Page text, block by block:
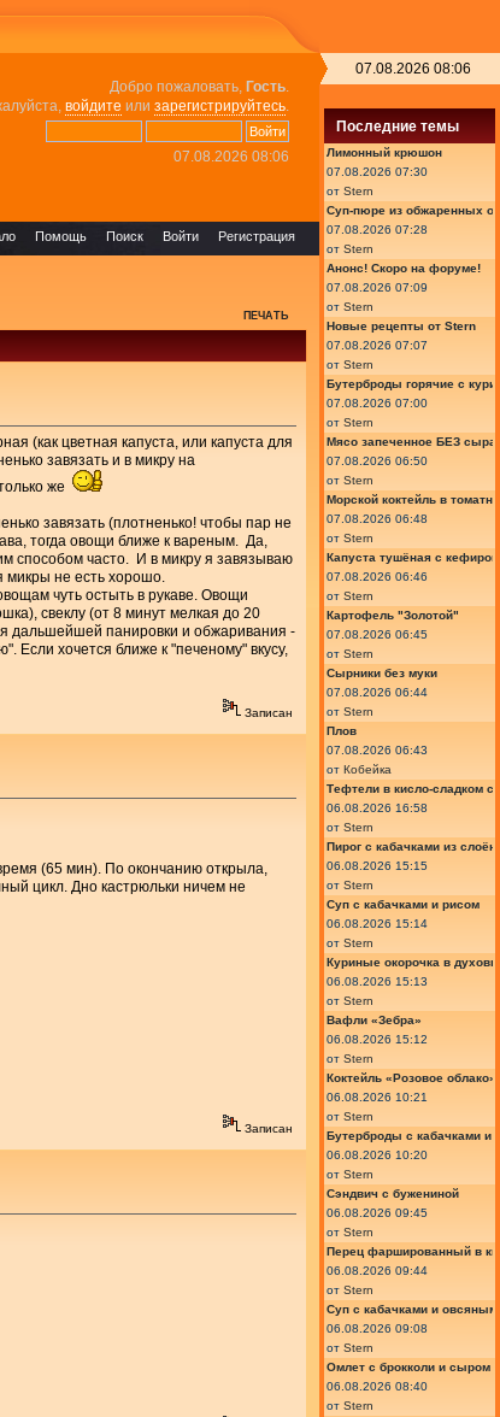
Добро пожаловать, Гость.
войдите или зарегистрируйтесь.
07.08.2026 08:06
Регистрация
Войти
Поиск
Помощь
ПЕЧАТЬ
(как цветная капуста, или капуста для
завязать и в микру на
же
завязать (плотненько! чтобы пар не
тогда овощи ближе к вареным. Да,
способом часто. И в микру я завязываю
микры не есть хорошо.
чуть остыть в рукаве. Овощи
свеклу (от 8 минут мелкая до 20
дальшейшей панировки и обжаривания -
Если хочется ближе к "печеному" вкусу,
Записан
(65 мин). По окончанию открыла,
цикл. Дно кастрюльки ничем не
Записан
07.08.2026 08:06
Последние темы
Лимонный крюшон
07.08.2026 07:30
от Stern
Суп-пюре из обжаренных
07.08.2026 07:28
от Stern
Анонс! Скоро на форуме!
07.08.2026 07:09
от Stern
Новые рецепты от Stern
07.08.2026 07:07
от Stern
Бутерброды горячие с
07.08.2026 07:00
от Stern
Мясо запеченное БЕЗ сыра
07.08.2026 06:50
от Stern
Морской коктейль в
07.08.2026 06:48
от Stern
Капуста тушёная с кефиром
07.08.2026 06:46
от Stern
Картофель "Золотой"
07.08.2026 06:45
от Stern
Сырники без муки
07.08.2026 06:44
от Stern
Плов
07.08.2026 06:43
от Кобейка
Тефтели в кисло-сладком
06.08.2026 16:58
от Stern
Пирог с кабачками из
06.08.2026 15:15
от Stern
Суп с кабачками и рисом
06.08.2026 15:14
от Stern
Куриные окорочка в
06.08.2026 15:13
от Stern
Вафли «Зебра»
06.08.2026 15:12
от Stern
Коктейль «Розовое
06.08.2026 10:21
от Stern
Бутерброды с кабачками и
06.08.2026 10:20
от Stern
Сэндвич с бужениной
06.08.2026 09:45
от Stern
Перец фаршированный в
06.08.2026 09:44
от Stern
Суп с кабачками и
06.08.2026 09:08
от Stern
Омлет с брокколи и сыром
06.08.2026 08:40
от Stern